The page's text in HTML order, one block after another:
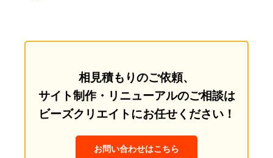
相見積もりのご依頼、
サイト制作・リニューアルのご相談は
ビーズクリエイトにお任せください！
お問い合わせはこちら